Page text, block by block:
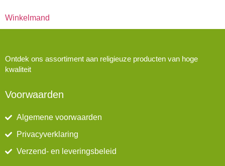
Winkelmand
Ontdek ons assortiment aan religieuze producten van hoge
kwaliteit
Voorwaarden
Algemene voorwaarden
Privacyverklaring
Verzend- en leveringsbeleid